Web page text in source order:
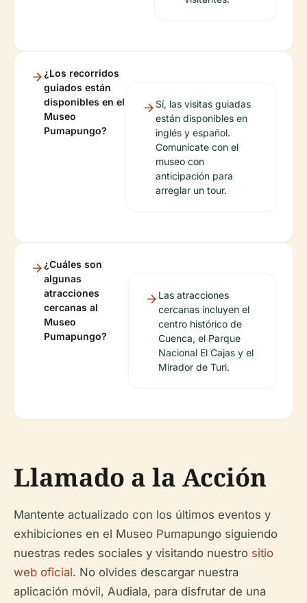
¿Los recorridos
guiados están
disponibles en el
Museo
Pumapungo?
Sí, las visitas guiadas
están disponibles en
inglés y español.
Comunícate con el
museo con
anticipación para
arreglar un tour.
¿Cuáles son
algunas
atracciones
cercanas al
Museo
Pumapungo?
Las atracciones
cercanas incluyen el
centro histórico de
Cuenca, el Parque
Nacional El Cajas y el
Mirador de Turi.
Llamado a la Acción
Mantente actualizado con los últimos eventos y
exhibiciones en el Museo Pumapungo siguiendo
nuestras redes sociales y visitando nuestro sitio
web oficial. No olvides descargar nuestra
aplicación móvil, Audiala, para disfrutar de una